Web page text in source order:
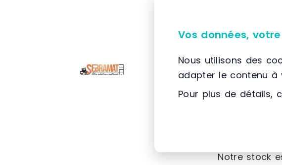
Nous
Notre stock
Vos données,
Nous utilisons des
adapter le contenu à
Pour plus de détails,